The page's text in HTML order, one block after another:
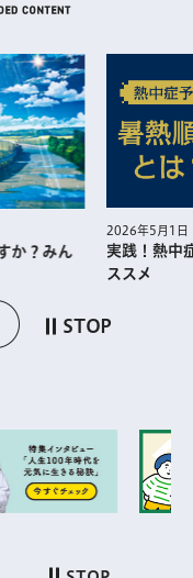
表示 次のスライドを
STOP
か？みん
2026年5月1日
実践！熱中
ススメ